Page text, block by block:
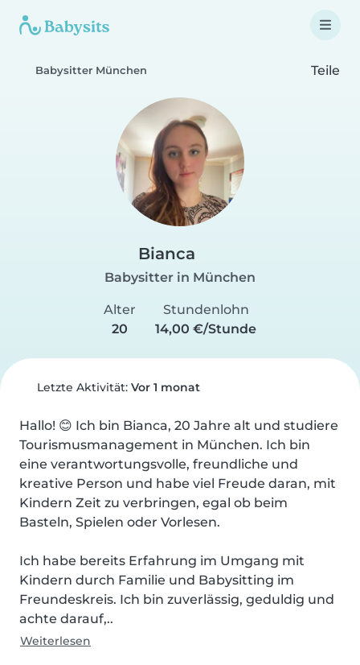
Babysitter München Teile
Bianca
Babysitter in München
Alter
20
Stundenlohn
14,00 €/Stunde
Letzte Aktivität: Vor 1 monat
Hallo! 😊 Ich bin Bianca, 20 Jahre alt und studiere
Tourismusmanagement in München. Ich bin
eine verantwortungsvolle, freundliche und
kreative Person und habe viel Freude daran, mit
Kindern Zeit zu verbringen, egal ob beim
Basteln, Spielen oder Vorlesen.
Ich habe bereits Erfahrung im Umgang mit
Kindern durch Familie und Babysitting im
Freundeskreis. Ich bin zuverlässig, geduldig und
achte darauf,..
Weiterlesen